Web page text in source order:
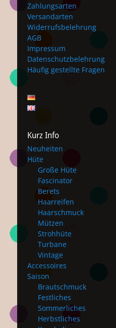
Zahlungsarten
Versandarten
Widerrufsbelehrung
AGB
Impressum
Datenschutzbelehrung
Häufig gestellte Fragen
Kurz Info
Neuheiten
Hüte
Große Hüte
Fascinator
Berets
Haarreifen
Haarschmuck
Mützen
Strohhüte
Turbane
Vintage
Accessoires
Saison
Brautschmuck
Festliches
Sommerliches
Herbstliches